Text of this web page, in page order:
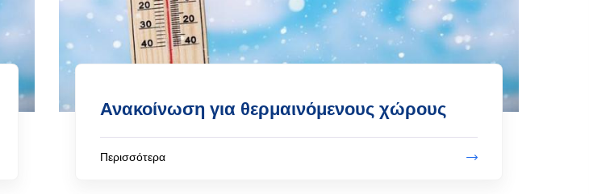
Ανακοίνωση για θερμαινόμενους χώρους
Περισσότερα